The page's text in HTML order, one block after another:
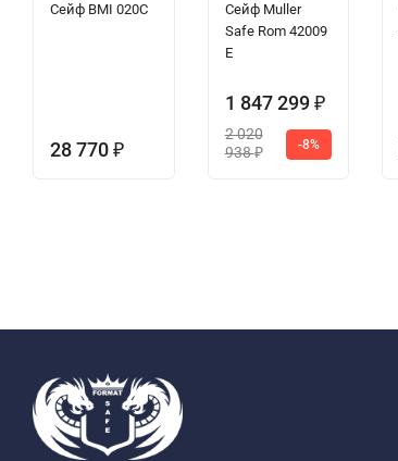
Сейф BMI 020С
28 770 ₽
Сейф Muller
Safe Rom 42009
E
1 847 299 ₽
2 020
938₽
-8%